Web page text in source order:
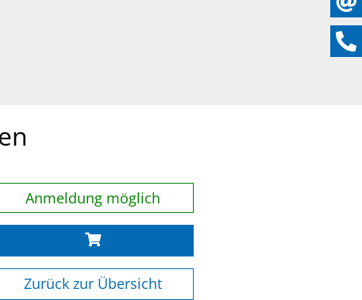
Anmeldung möglich
Zurück zur Übersicht